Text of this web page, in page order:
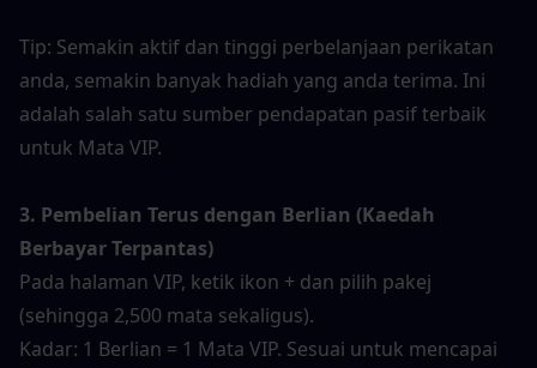
Tip: Semakin aktif dan tinggi perbelanjaan perikatan
anda, semakin banyak hadiah yang anda terima. Ini
adalah salah satu sumber pendapatan pasif terbaik
untuk Mata VIP.
3. Pembelian Terus dengan Berlian (Kaedah
Berbayar Terpantas)
Pada halaman VIP, ketik ikon + dan pilih pakej
(sehingga 2,500 mata sekaligus).
Kadar: 1 Berlian = 1 Mata VIP. Sesuai untuk mencapai